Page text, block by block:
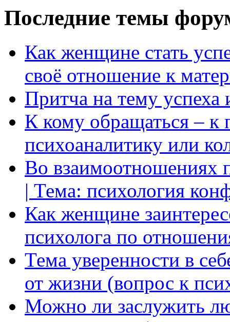
Последние темы
Как женщине стать
своё отношение к
Притча на тему успеха
К кому обращаться – к
психоаналитику или
Во взаимоотношениях
| Тема: психология
Как женщине
психолога по
Тема уверенности в
от жизни (вопрос к
Можно ли заслужить